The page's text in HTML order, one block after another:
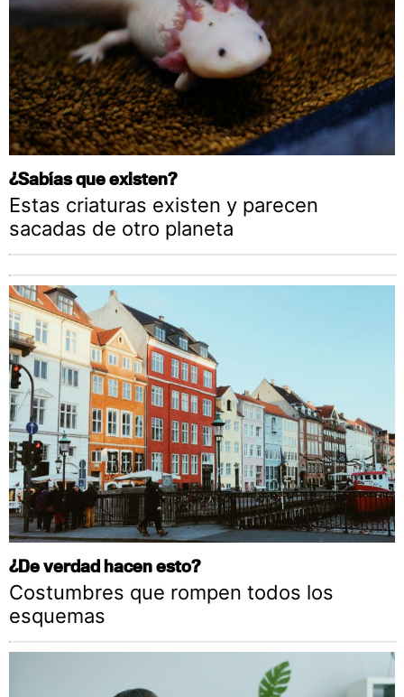
¿Sabías que existen?
Estas criaturas existen y parecen
sacadas de otro planeta
¿De verdad hacen esto?
Costumbres que rompen todos los
esquemas